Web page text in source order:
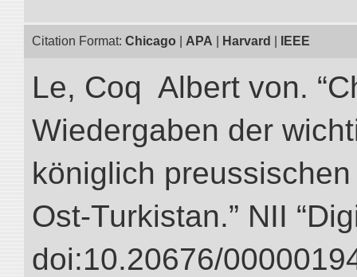
Citation Format: Chicago APA Harvard IEEE
Le, Coq Albert von.
Wiedergaben der
königlich
Ost-Turkistan.” NII
doi:10.20676/